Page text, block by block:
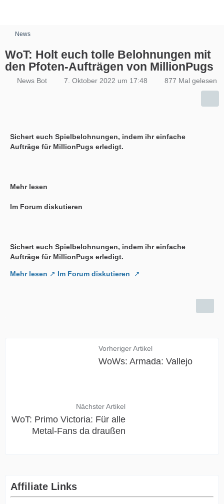
News
WoT: Holt euch tolle Belohnungen mit
den Pfoten-Aufträgen von MillionPugs
News Bot 7. Oktober 2022 um 17:48 877 Mal gelesen
Sichert euch Spielbelohnungen, indem ihr einfache
Aufträge für MillionPugs erledigt.
Mehr lesen
Im Forum diskutieren
Sichert euch Spielbelohnungen, indem ihr einfache
Aufträge für MillionPugs erledigt.
Mehr lesen Im Forum diskutieren
Vorheriger Artikel
WoWs: Armada: Vallejo
Nächster Artikel
WoT: Primo Victoria: Für alle
Metal-Fans da draußen
Affiliate Links